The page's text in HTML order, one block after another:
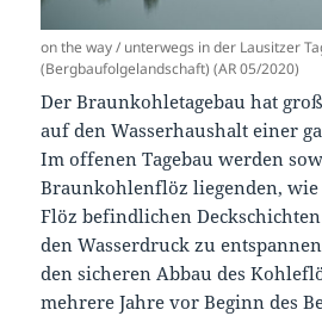
on the way / unterwegs in der Lausitzer
(Bergbaufolgelandschaft) (AR 05/2020)
Der Braunkohletagebau hat
auf den Wasserhaushalt einer
Im offenen Tagebau werden
Braunkohlenflöz liegenden,
Flöz befindlichen
den Wasserdruck zu
den sicheren Abbau des
mehrere Jahre vor Beginn des